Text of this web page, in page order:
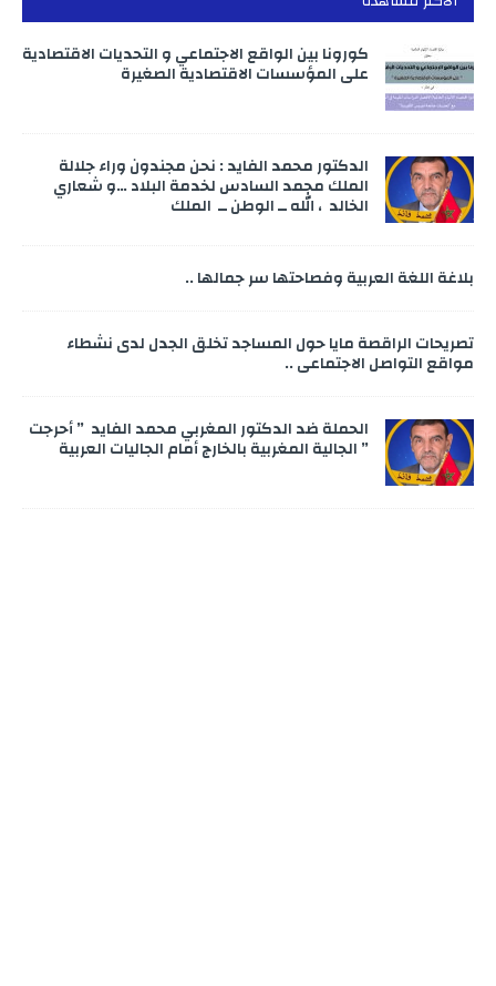
كورونا بين الواقع الاجتماعي و التحديات الاقتصادية
على المؤسسات الاقتصادية الصغيرة
الدكتور محمد الفايد : نحن مجندون وراء جلالة
الملك محمد السادس لخدمة البلاد …و شعاري
الخالد ، الله ــ الوطن ــ الملك
بلاغة اللغة العربية وفصاحتها سر جمالها ..
تصريحات الراقصة مايا حول المساجد تخلق الجدل لدى نشطاء
مواقع التواصل الاجتماعي ..
الحملة ضد الدكتور المغربي محمد الفايد ” أحرجت
” الجالية المغربية بالخارج أمام الجاليات العربية